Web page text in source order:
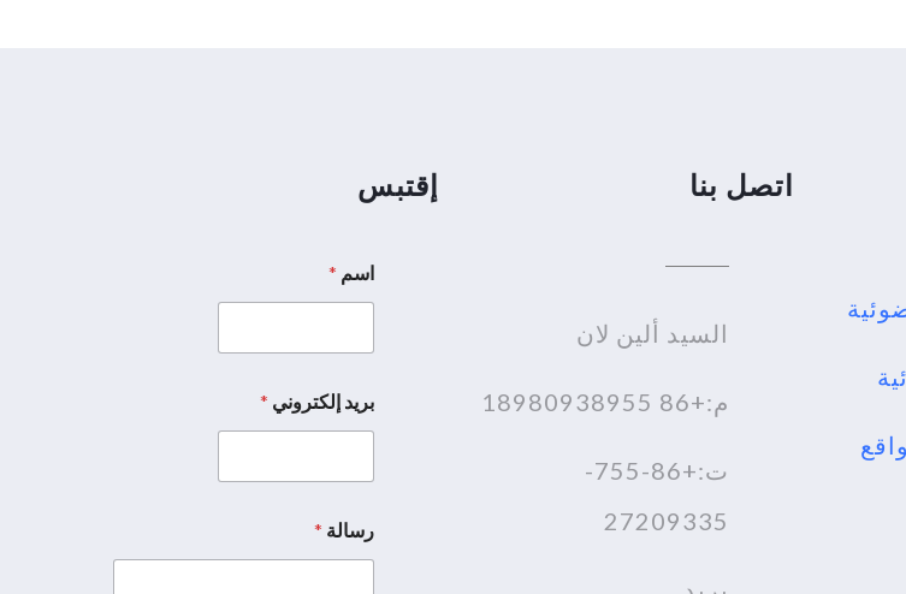
اتصل بنا
السيد ألين لان
م:+86 18980938955
ت:+86-755-
27209335
إقتبس
اسم *
ا
ا
م
ا
بريد إلكتروني *
رسالة *